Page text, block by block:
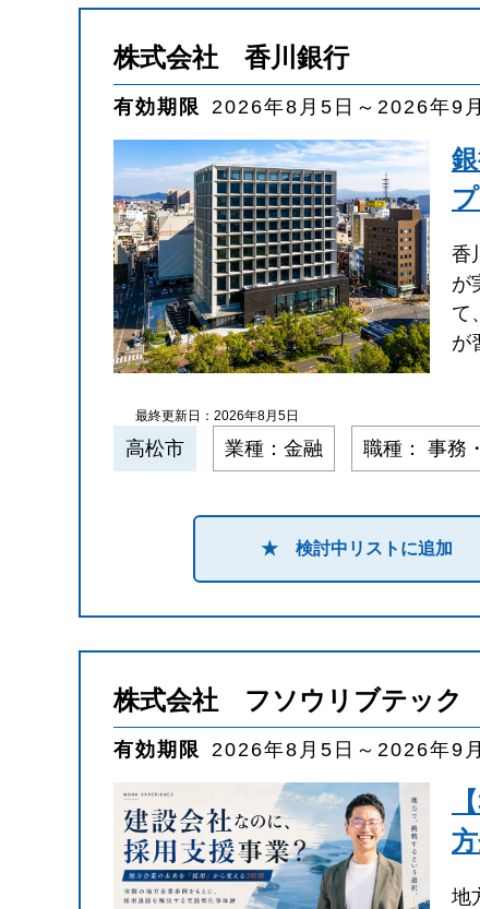
株式会社 香川銀行
有効期限 2026年8月5日～2026年9
香
が
て
が
最終更新日：2026年8月5日
高松市 業種：金融 職種： 事務
★ 検討中リストに追加
株式会社 フソウリブテック
有効期限 2026年8月5日～2026年9
地